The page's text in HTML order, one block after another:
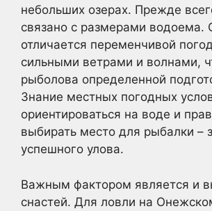
небольших озерах. Прежде
связано с размерами водоема.
отличается переменчивой
сильными ветрами и волнами,
рыболова определенной
Знание местных погодных
ориентироваться на воде и
выбирать место для рыбалки –
успешного улова.
Важным фактором является и
снастей. Для ловли на